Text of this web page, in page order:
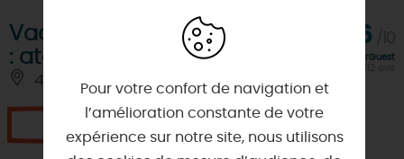
Vacances scolaires à l'AMI
: ateliers, visites, quizz...
45330 - LE MALESHERBOIS
9,6
Note FairGuest
calculée sur 112 avis
Pour votre confort de navigation et
l’amélioration constante de votre
expérience sur notre site, nous utilisons